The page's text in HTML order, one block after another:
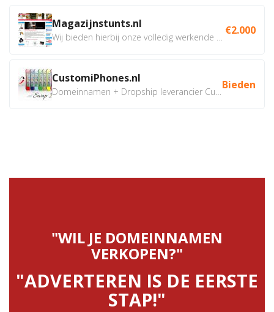
Magazijnstunts.nl €2.000
CustomiPhones.nl Bieden
"WIL JE DOMEINNAMEN
VERKOPEN?"
"ADVERTEREN IS DE EERSTE
STAP!"